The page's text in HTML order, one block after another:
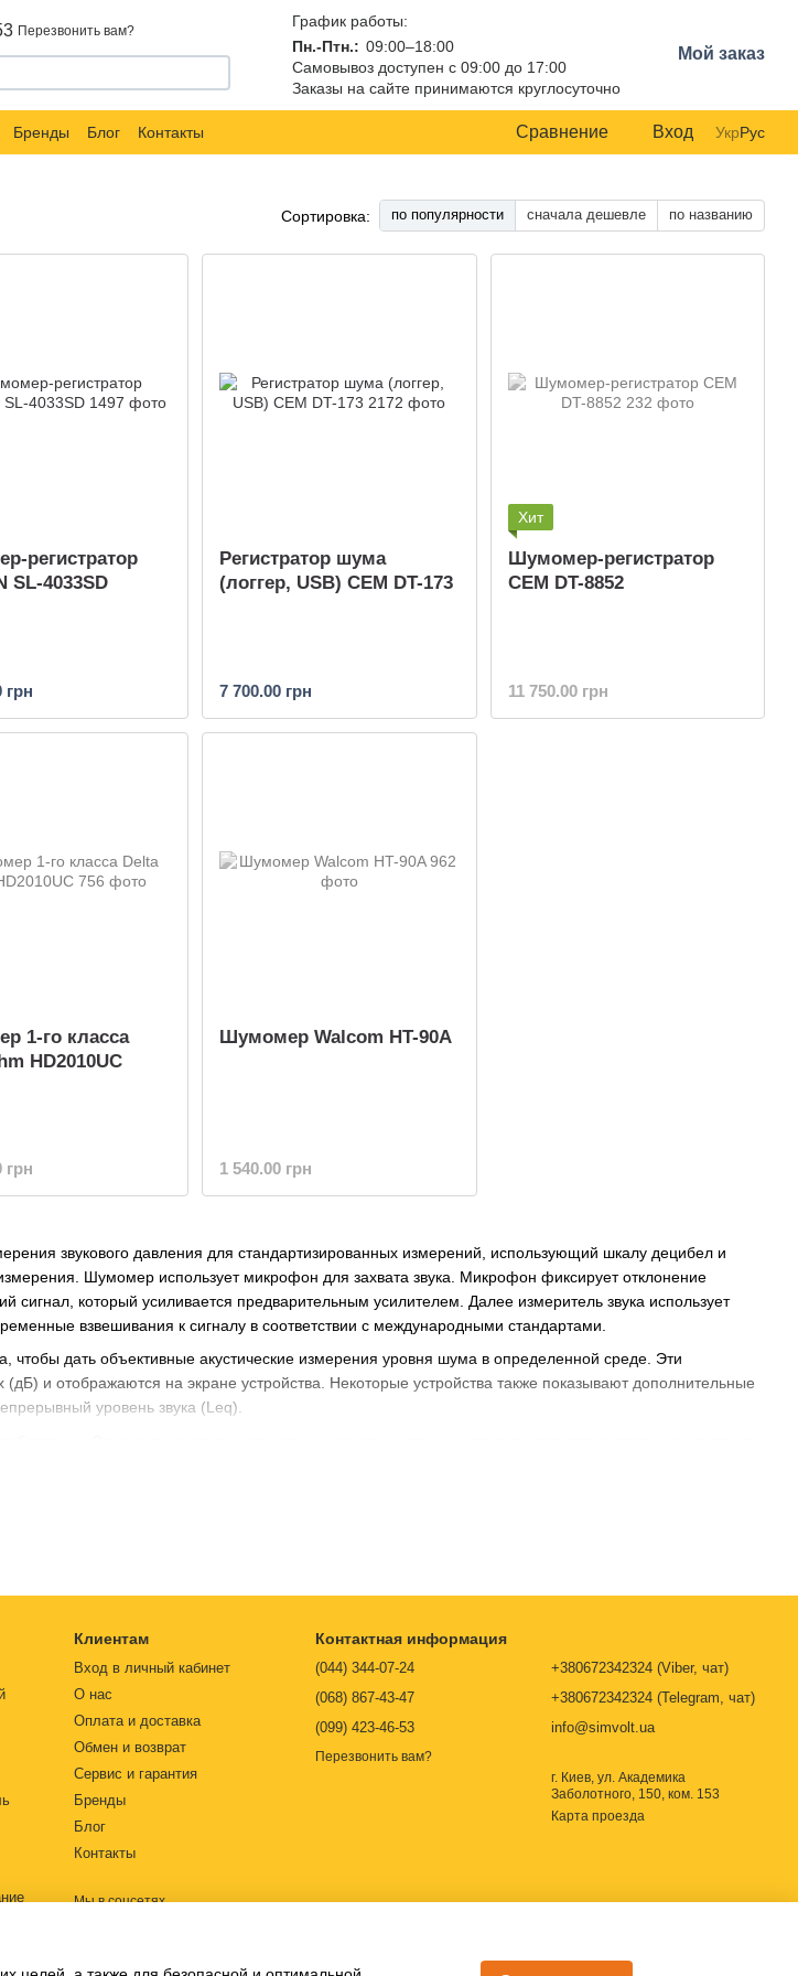
Перезвонить вам?
График работы:
Пн.-Птн.: 09:00–18:00
Самовывоз доступен с 09:00 до 17:00
Заказы на сайте принимаются круглосуточно
Мой заказ
Бренды Блог Контакты Сравнение Вход УкрРус
Сортировка: по популярности сначала дешевле по названию
звукового давления для стандартизированных измерений, использующий шкалу децибел и
Шумомер использует микрофон для захвата звука. Микрофон фиксирует отклонение
сигнал, который усиливается предварительным усилителем. Далее измеритель звука использует
взвешивания к сигналу в соответствии с международными стандартами.
чтобы дать объективные акустические измерения уровня шума в определенной среде. Эти
и отображаются на экране устройства. Некоторые устройства также показывают дополнительные
уровень звука (Leq).
регистратор
SL-4033SD
грн
Регистратор шума
(логгер, USB) CEM DT-173
7 700.00 грн
Хит
Шумомер-регистратор
CEM DT-8852
11 750.00 грн
1-го класса
HD2010UC
грн
Шумомер Walcom HT-90A
1 540.00 грн
Клиентам
Вход в личный кабинет
О нас
Оплата и доставка
Обмен и возврат
Сервис и гарантия
Бренды
Блог
Контакты
Мы в соцсетях
Контактная информация
(044) 344-07-24
(068) 867-43-47
(099) 423-46-53
Перезвонить вам?
+380672342324 (Viber, чат)
+380672342324 (Telegram, чат)
info@simvolt.ua
г. Киев, ул. Академика
Заболотного, 150, ком. 153
Карта проезда